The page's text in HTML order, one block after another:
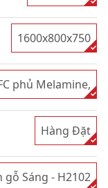
1600x800x750
phủ Melamine,
Hàng Đặt
gỗ Sáng - H2102